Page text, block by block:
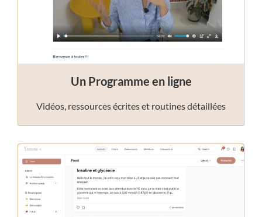
Un Programme en ligne
Vidéos, ressources écrites et routines détaillées